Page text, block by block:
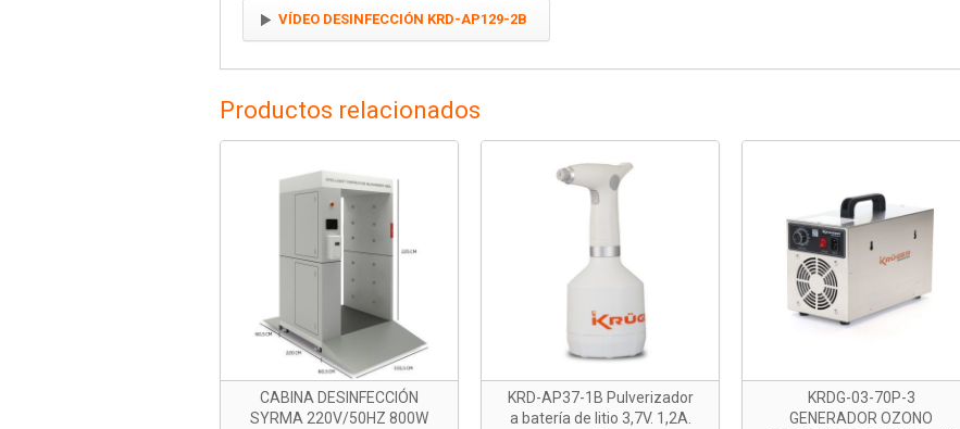
VÍDEO DESINFECCIÓN KRD-AP129-2B
Productos relacionados
CABINA DESINFECCIÓN
SYRMA 220V/50HZ 800W
KRD-AP37-1B Pulverizador
a batería de litio 3,7V. 1,2A.
KRDG-03-70P-3
GENERADOR OZONO